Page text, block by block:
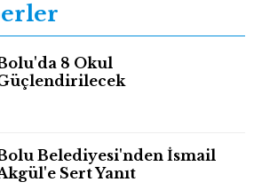
8 Okul
Belediyesi'nden İsmail
Sert Yanıt